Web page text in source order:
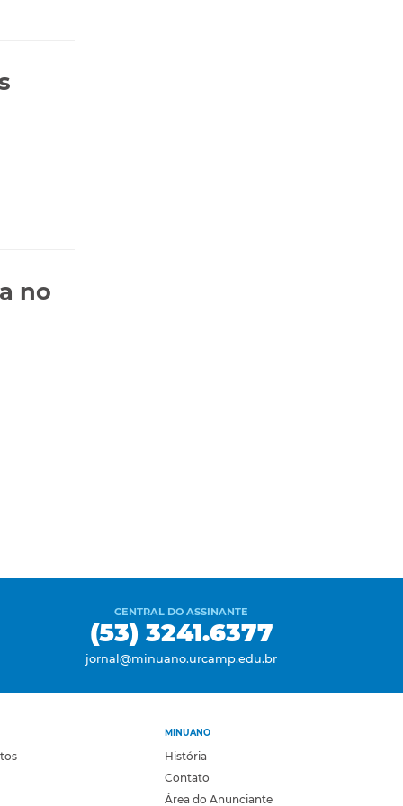
no
CENTRAL DO ASSINANTE
(53) 3241.6377
jornal@minuano.urcamp.edu.br
MINUANO
História
Contato
Área do Anunciante